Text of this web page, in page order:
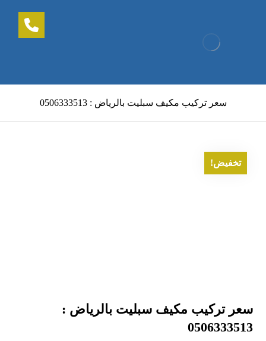
سعر تركيب مكيف سبليت بالرياض : 0506333513
تخفيض!
سعر تركيب مكيف سبليت بالرياض :
0506333513